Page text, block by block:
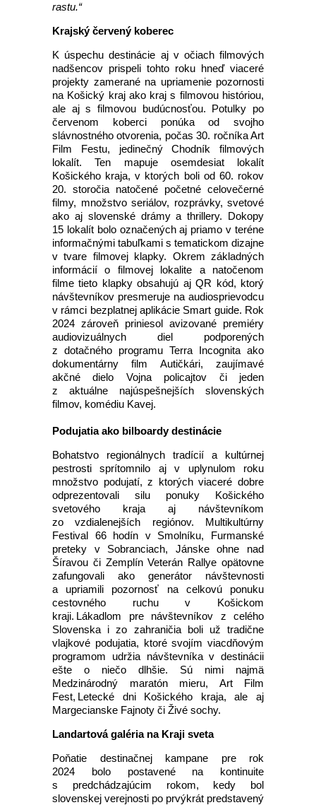
rastu.“
Krajský červený koberec
K úspechu destinácie aj v očiach filmových
nadšencov prispeli tohto roku hneď viaceré
projekty zamerané na upriamenie pozornosti
na Košický kraj ako kraj s filmovou históriou,
ale aj s filmovou budúcnosťou. Potulky po
červenom koberci ponúka od svojho
slávnostného otvorenia, počas 30. ročníka Art
Film Festu, jedinečný Chodník filmových
lokalít. Ten mapuje osemdesiat lokalít
Košického kraja, v ktorých boli od 60. rokov
20. storočia natočené početné celovečerné
filmy, množstvo seriálov, rozprávky, svetové
ako aj slovenské drámy a thrillery. Dokopy
15 lokalít bolo označených aj priamo v teréne
informačnými tabuľkami s tematickom dizajne
v tvare filmovej klapky. Okrem základných
informácií o filmovej lokalite a natočenom
filme tieto klapky obsahujú aj QR kód, ktorý
návštevníkov presmeruje na audiosprievodcu
v rámci bezplatnej aplikácie Smart guide. Rok
2024 zároveň priniesol avizované premiéry
audiovizuálnych diel podporených
z dotačného programu Terra Incognita ako
dokumentárny film Autičkári, zaujímavé
akčné dielo Vojna policajtov či jeden
z aktuálne najúspešnejších slovenských
filmov, komédiu Kavej.
Podujatia ako bilboardy destinácie
Bohatstvo regionálnych tradícií a kultúrnej
pestrosti sprítomnilo aj v uplynulom roku
množstvo podujatí, z ktorých viaceré dobre
odprezentovali silu ponuky Košického
svetového kraja aj návštevníkom
zo vzdialenejších regiónov. Multikultúrny
Festival 66 hodín v Smolníku, Furmanské
preteky v Sobranciach, Jánske ohne nad
Šíravou či Zemplín Veterán Rallye opätovne
zafungovali ako generátor návštevnosti
a upriamili pozornosť na celkovú ponuku
cestovného ruchu v Košickom
kraji. Lákadlom pre návštevníkov z celého
Slovenska i zo zahraničia boli už tradične
vlajkové podujatia, ktoré svojím viacdňovým
programom udržia návštevníka v destinácii
ešte o niečo dlhšie. Sú nimi najmä
Medzinárodný maratón mieru, Art Film
Fest, Letecké dni Košického kraja, ale aj
Margecianske Fajnoty či Živé sochy.
Landartová galéria na Kraji sveta
Poňatie destinačnej kampane pre rok
2024 bolo postavené na kontinuite
s predchádzajúcim rokom, kedy bol
slovenskej verejnosti po prvýkrát predstavený